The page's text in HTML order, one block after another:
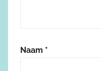
Naam *